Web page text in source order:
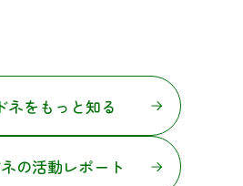
ネをもっと知る
の活動レポート